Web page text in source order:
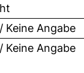
Keine Angabe
Keine Angabe